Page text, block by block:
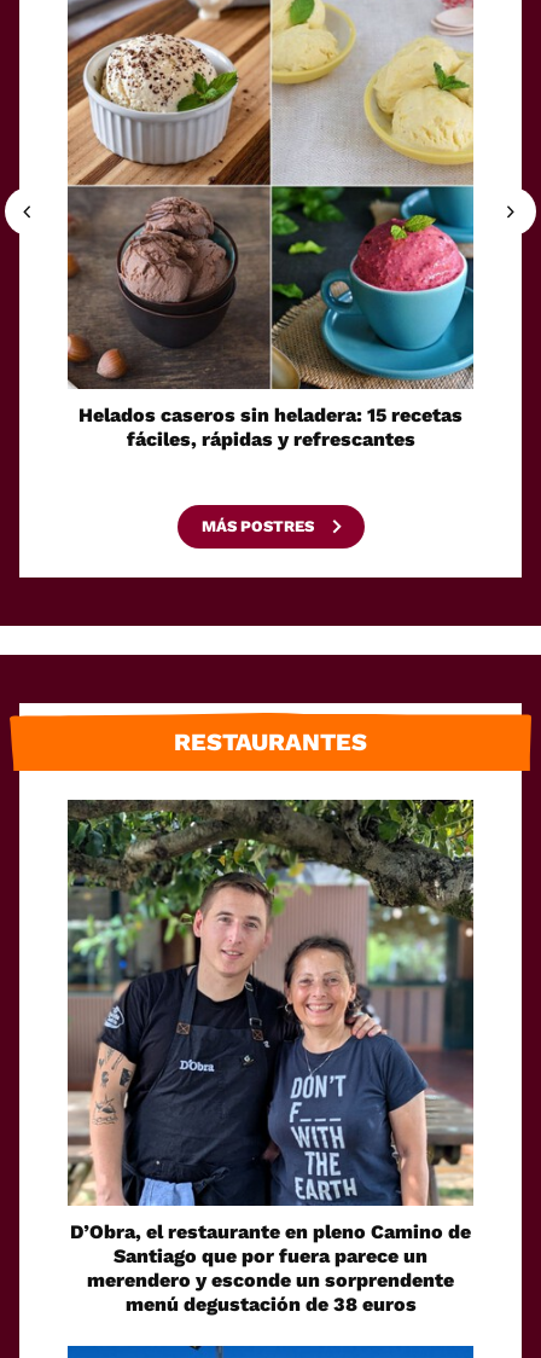
Helados caseros sin heladera: 15 recetas
fáciles, rápidas y refrescantes
MÁS POSTRES
RESTAURANTES
D’Obra, el restaurante en pleno Camino de
Santiago que por fuera parece un
merendero y esconde un sorprendente
menú degustación de 38 euros